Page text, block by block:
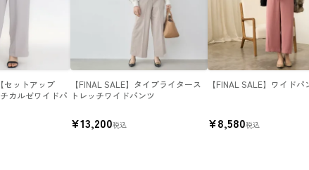
セットアップ
カルゼワイドパ
【FINAL SALE】タイプライタース
トレッチワイドパンツ
¥13,200税込
【FINAL SALE】ワイドパ
¥8,580税込